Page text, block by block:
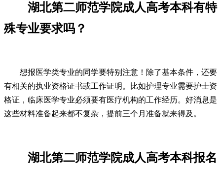
湖北第二师范学院成人高考本科有特
殊专业要求吗？
想报医学类专业的同学要特别注意！除了基本条件，还要
有相关的执业资格证书或工作证明。比如护理专业需要护士资
格证，临床医学专业必须要有医疗机构的工作经历。好消息是
这些材料准备起来都不复杂，提前三个月准备就来得及。
湖北第二师范学院成人高考本科报名